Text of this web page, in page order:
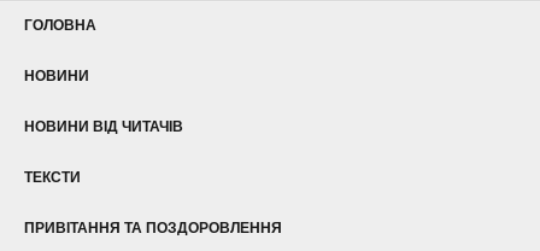
ГОЛОВНА
НОВИНИ
НОВИНИ ВІД ЧИТАЧІВ
ТЕКСТИ
ПРИВІТАННЯ ТА ПОЗДОРОВЛЕННЯ